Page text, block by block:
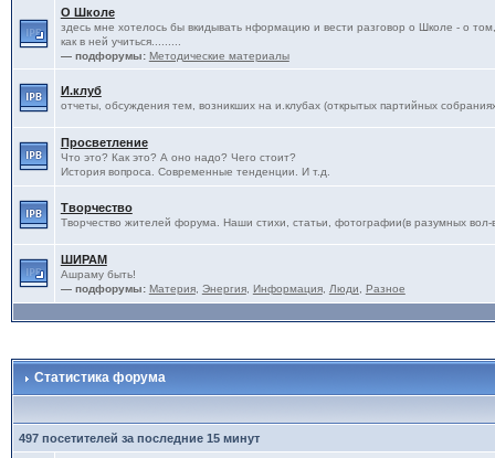
О Школе
здесь мне хотелось бы вкидывать нформацию и вести разговор о Школе - о
как в ней учиться.........
— подфорумы: Методические материалы
И.клуб
отчеты, обсуждения тем, возникших на и.клубах (открытых партийных
Просветление
Что это? Как это? А оно надо? Чего стоит?
История вопроса. Современные тенденции. И т.д.
Творчество
Творчество жителей форума. Наши стихи, статьи, фотографии(в разумных вол-
ШИРАМ
Ашраму быть!
— подфорумы: Материя, Энергия, Информация, Люди Разное
Статистика форума
497 посетителей за последние 15 минут